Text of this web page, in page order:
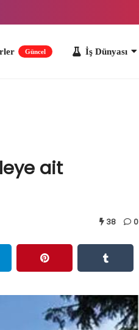
İş Dünyası
ait
38 0